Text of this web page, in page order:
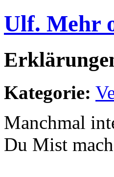
Ulf. Mehr
Kategorie:
Manchmal
Du Mist